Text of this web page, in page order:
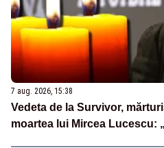
7 aug. 2026, 15:38
Vedeta de la Survivor,
moartea lui Mircea Lucescu: